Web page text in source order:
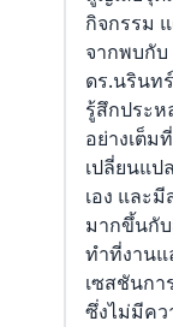
กิจกรรม
จากพบกับ
ดร.นรินท
รู้สึกประห
อย่างเต็ม
เปลี่ยนแป
เอง และ
มากขึ้นกั
ทำที่งานแ
เซสชันกา
ซึ่งไม่มีค